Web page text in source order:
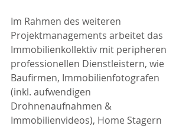
Im Rahmen des weiteren
Projektmanagements arbeitet das
Immobilienkollektiv mit peripheren
professionellen Dienstleistern, wie
Baufirmen, Immobilienfotografen
(inkl. aufwendigen
Drohnenaufnahmen &
Immobilienvideos), Home Stagern